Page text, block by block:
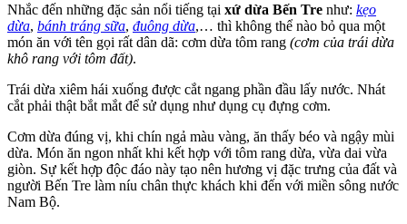
Nhắc đến những đặc sản nổi tiếng tại xứ dừa Bến Tre như: kẹo
dừa, bánh tráng sữa, đuông dừa,… thì không thể nào bỏ qua một
món ăn với tên gọi rất dân dã: cơm dừa tôm rang (cơm của trái dừa
khô rang với tôm đất).
Trái dừa xiêm hái xuống được cắt ngang phần đầu lấy nước. Nhát
cắt phải thật bắt mắt để sử dụng như dụng cụ đựng cơm.
Cơm dừa đúng vị, khi chín ngả màu vàng, ăn thấy béo và ngậy mùi
dừa. Món ăn ngon nhất khi kết hợp với tôm rang dừa, vừa dai vừa
giòn. Sự kết hợp độc đáo này tạo nên hương vị đặc trưng của đất và
người Bến Tre làm níu chân thực khách khi đến với miền sông nước
Nam Bộ.